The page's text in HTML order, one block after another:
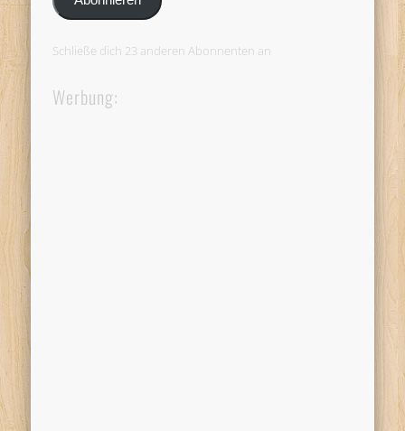
Schließe dich 23 anderen Abonnenten an
Werbung: